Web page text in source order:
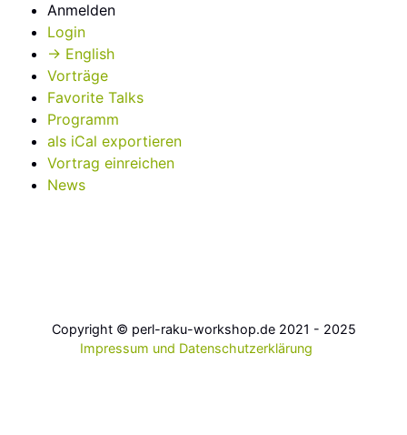
Anmelden
Login
→ English
Vorträge
Favorite Talks
Programm
als iCal exportieren
Vortrag einreichen
News
Copyright © perl-raku-workshop.de 2021 - 2025
Impressum und Datenschutzerklärung